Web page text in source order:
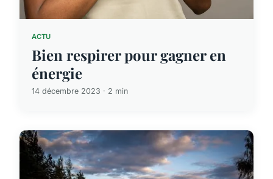
ACTU
Bien respirer pour gagner en
énergie
14 décembre 2023 · 2 min